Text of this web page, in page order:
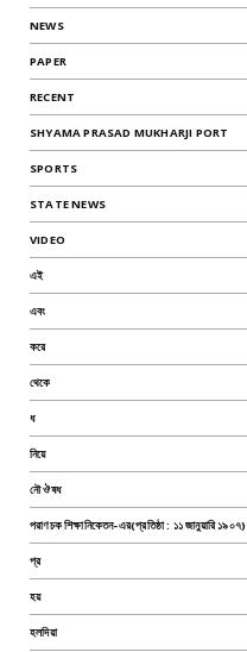
NEWS
PAPER
RECENT
SHYAMA PRASAD MUKHARJI PORT
SPORTS
STATE NEWS
VIDEO
এই
এবং
করে
থেকে
ধ
নিয়ে
নৌ ঔষধ
পরাণচক শিক্ষানিকেতন-এর(প্রতিষ্ঠা : ১১ জানুয়ারি ১৯০৭)
প্র
হয়
হলদিয়া